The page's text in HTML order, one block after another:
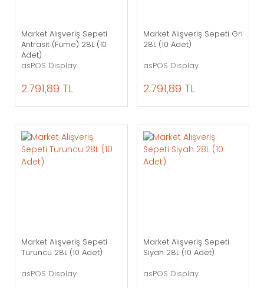
Market Alışveriş Sepeti
Antrasit (Füme) 28L (10
Adet)
asPOS Display
2.791,89 TL
Market Alışveriş Sepeti Gri
28L (10 Adet)
asPOS Display
2.791,89 TL
Market Alışveriş Sepeti
Turuncu 28L (10 Adet)
asPOS Display
Market Alışveriş Sepeti
Siyah 28L (10 Adet)
asPOS Display